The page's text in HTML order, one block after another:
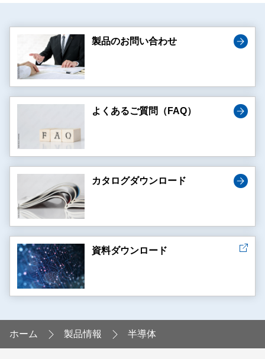
製品のお問い合わせ
よくあるご質問（FAQ）
カタログダウンロード
資料ダウンロード
ホーム 製品情報 半導体